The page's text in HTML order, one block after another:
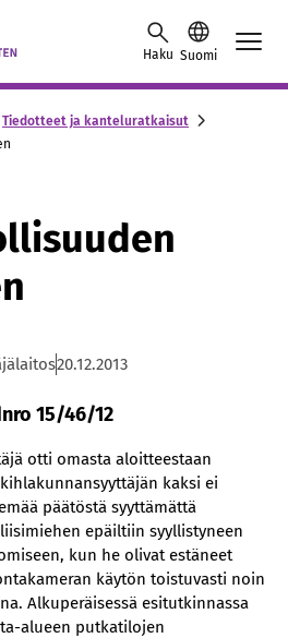
Haku Suomi
Tiedotteet ja kanteluratkaisut
20.12.2013
15/46/12
otti omasta aloitteestaan
kaksi ei
päätöstä syyttämättä
epäiltiin syyllistyneen
kun he olivat estäneet
käytön toistuvasti noin
Alkuperäisessä esitutkinnassa
alueen putkatilojen